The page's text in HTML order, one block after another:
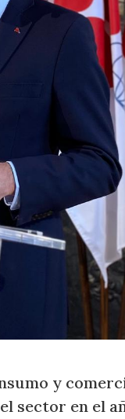
y
sector en el